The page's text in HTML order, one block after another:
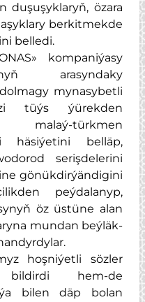
duşuşyklaryň, özara
berkitmekde
belledi.
kompaniýasy
arasyndaky
mynasybetli
tüýs ýürekden
türkmen
häsiýetini belläp,
serişdelerini
gönükdirýändigini
peýdalanyp,
öz üstüne alan
mundan beýläk-
hoşniýetli sözler
hem-de
bilen däp bolan